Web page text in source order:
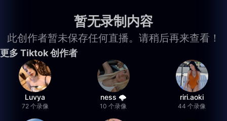
暂无录制内容
此创作者暂未保存任何直播。请稍后再来查看！
更多 Tiktok 创作者
Luvya
72 个录像
ness 🌩️
10 个录像
riri.aoki
44 个录像